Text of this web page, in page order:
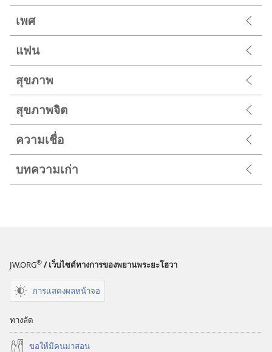
เพศ
แฟน
สุขภาพ
สุขภาพจิต
ความเชื่อ
บทความเก่า
JW.ORG® / เว็บไซต์ทางการของพยานพระยะโฮวา
การแสดงผลหน้าจอ
ทางลัด
ขอ​ให้​มี​คน​มา​สอน